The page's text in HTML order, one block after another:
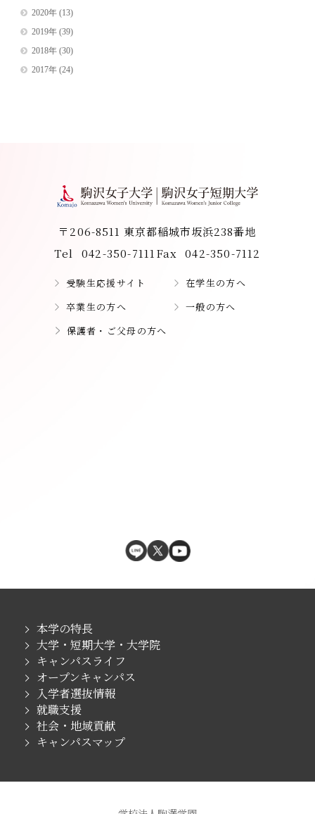
2020年(13)
2019年(39)
2018年(30)
2017年(24)
〒206-8511 東京都稲城市坂浜238番地
Tel
042-350-7111Fax 042-350-7112
受験生応援サイト
在学生の方へ
卒業生の方へ
一般の方へ
保護者・ご父母の方へ
本学の特長
大学・短期大学・大学院
キャンパスライフ
オープンキャンパス
入学者選抜情報
就職支援
社会・地域貢献
キャンパスマップ